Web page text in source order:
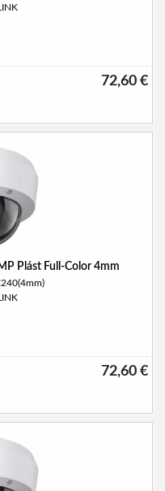
72,60 €
Plást Full-Color 4mm
72,60 €